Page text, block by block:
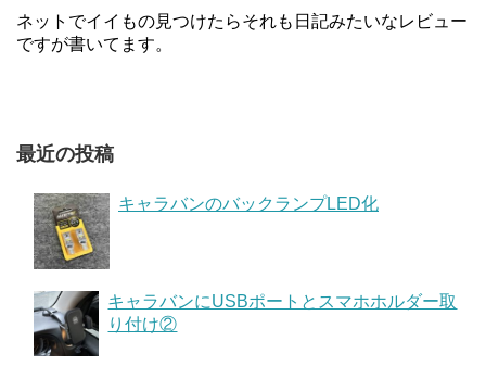
ネットでイイもの見つけたらそれも日記みたいなレビュー
ですが書いてます。
最近の投稿
キャラバンのバックランプLED化
キャラバンにUSBポートとスマホホルダー取
り付け②